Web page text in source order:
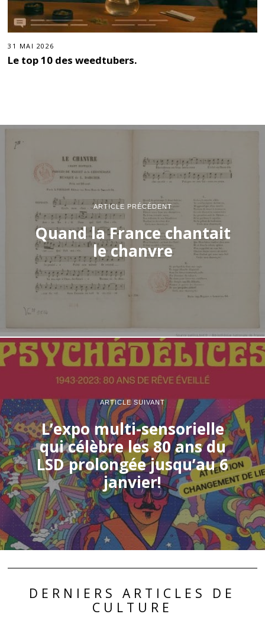
31 MAI 2026
Le top 10 des weedtubers.
ARTICLE PRÉCÉDENT
Quand la France chantait
le chanvre
ARTICLE SUIVANT
L’expo multi-sensorielle
qui célèbre les 80 ans du
LSD prolongée jusqu’au 6
janvier!
DERNIERS ARTICLES DE
CULTURE